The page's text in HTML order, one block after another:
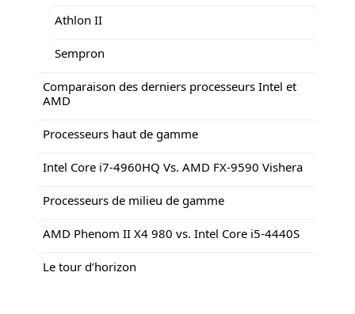
Athlon II
Sempron
Comparaison des derniers processeurs Intel et
AMD
Processeurs haut de gamme
Intel Core i7-4960HQ Vs. AMD FX-9590 Vishera
Processeurs de milieu de gamme
AMD Phenom II X4 980 vs. Intel Core i5-4440S
Le tour d’horizon